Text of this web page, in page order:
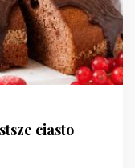
ciasto